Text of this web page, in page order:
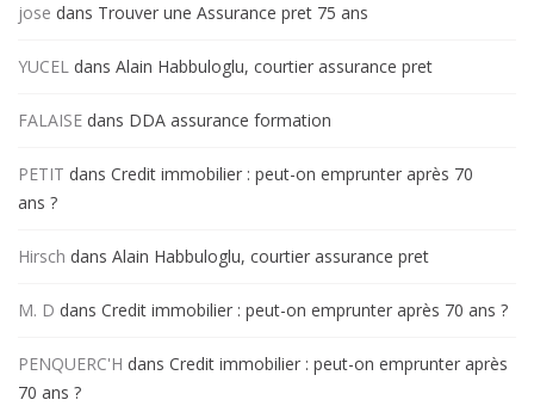
jose dans Trouver une Assurance pret 75 ans
YUCEL dans Alain Habbuloglu, courtier assurance pret
FALAISE dans DDA assurance formation
PETIT dans Credit immobilier : peut-on emprunter après 70
ans ?
Hirsch dans Alain Habbuloglu, courtier assurance pret
M. D dans Credit immobilier : peut-on emprunter après 70 ans ?
PENQUERC'H dans Credit immobilier : peut-on emprunter après
70 ans ?